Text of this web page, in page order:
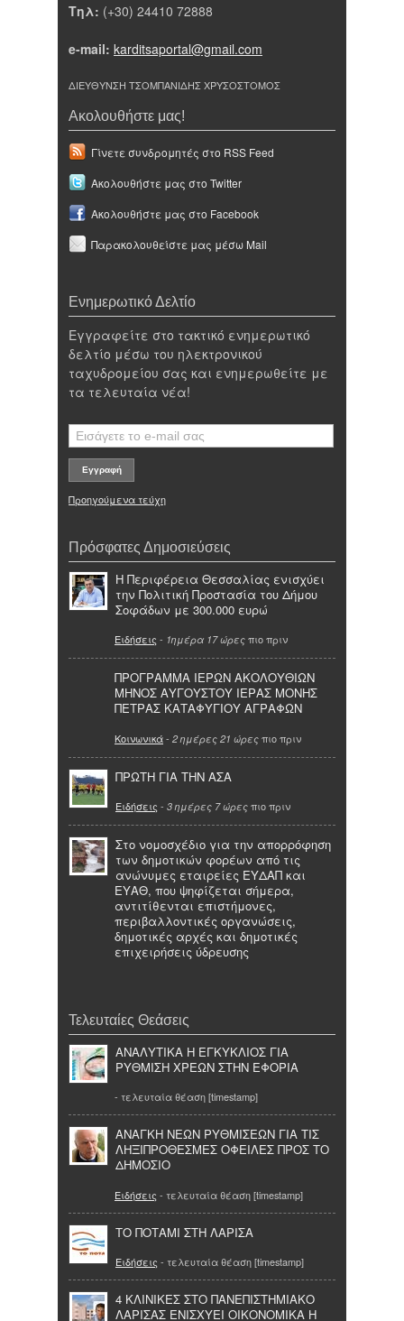
Τηλ: (+30) 24410 72888
e-mail: karditsaportal@gmail.com
ΔΙΕΥΘΥΝΣΗ ΤΣΟΜΠΑΝΙΔΗΣ ΧΡΥΣΟΣΤΟΜΟΣ
Ακολουθήστε μας!
Γίνετε συνδρομητές στο RSS Feed
Ακολουθήστε μας στο Twitter
Ακολουθήστε μας στο Facebook
Παρακολουθείστε μας μέσω Mail
Ενημερωτικό Δελτίο
Εγγραφείτε στο τακτικό ενημερωτικό
δελτίο μέσω του ηλεκτρονικού
ταχυδρομείου σας και ενημερωθείτε με
τα τελευταία νέα!
Προηγούμενα τεύχη
Πρόσφατες Δημοσιεύσεις
Η Περιφέρεια Θεσσαλίας ενισχύει
την Πολιτική Προστασία του Δήμου
Σοφάδων με 300.000 ευρώ
Ειδήσεις - 1ημέρα 17 ώρες πιο πριν
ΠΡΟΓΡΑΜΜΑ ΙΕΡΩΝ ΑΚΟΛΟΥΘΙΩΝ
ΜΗΝΟΣ ΑΥΓΟΥΣΤΟΥ ΙΕΡΑΣ ΜΟΝΗΣ
ΠΕΤΡΑΣ ΚΑΤΑΦΥΓΙΟΥ ΑΓΡΑΦΩΝ
Κοινωνικά- 2 ημέρες 21 ώρες πιο πριν
ΠΡΩΤΗ ΓΙΑ ΤΗΝ ΑΣΑ
Ειδήσεις - 3 ημέρες 7 ώρες πιο πριν
Στο νομοσχέδιο για την απορρόφηση
των δημοτικών φορέων από τις
ανώνυμες εταιρείες ΕΥΔΑΠ και
ΕΥΑΘ, που ψηφίζεται σήμερα,
αντιτίθενται επιστήμονες,
περιβαλλοντικές οργανώσεις,
δημοτικές αρχές και δημοτικές
επιχειρήσεις ύδρευσης
Τελευταίες Θεάσεις
ΑΝΑΛΥΤΙΚΑ Η ΕΓΚΥΚΛΙΟΣ ΓΙΑ
ΡΥΘΜΙΣΗ ΧΡΕΩΝ ΣΤΗΝ ΕΦΟΡΙΑ
- τελευταία θέαση [timestamp]
ΑΝΑΓΚΗ ΝΕΩΝ ΡΥΘΜΙΣΕΩΝ ΓΙΑ ΤΙΣ
ΛΗΞΙΠΡΟΘΕΣΜΕΣ ΟΦΕΙΛΕΣ ΠΡΟΣ ΤΟ
ΔΗΜΟΣΙΟ
Ειδήσεις - τελευταία θέαση [timestamp]
ΤΟ ΠΟΤΑΜΙ ΣΤΗ ΛΑΡΙΣΑ
Ειδήσεις - τελευταία θέαση [timestamp]
4 ΚΛΙΝΙΚΕΣ ΣΤΟ ΠΑΝΕΠΙΣΤΗΜΙΑΚΟ
ΛΑΡΙΣΑΣ ΕΝΙΣΧΥΕΙ ΟΙΚΟΝΟΜΙΚΑ Η